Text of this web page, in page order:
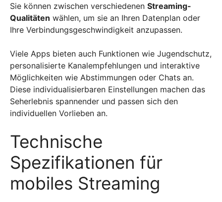
Sie können zwischen verschiedenen Streaming-
Qualitäten wählen, um sie an Ihren Datenplan oder
Ihre Verbindungsgeschwindigkeit anzupassen.
Viele Apps bieten auch Funktionen wie Jugendschutz,
personalisierte Kanalempfehlungen und interaktive
Möglichkeiten wie Abstimmungen oder Chats an.
Diese individualisierbaren Einstellungen machen das
Seherlebnis spannender und passen sich den
individuellen Vorlieben an.
Technische
Spezifikationen für
mobiles Streaming